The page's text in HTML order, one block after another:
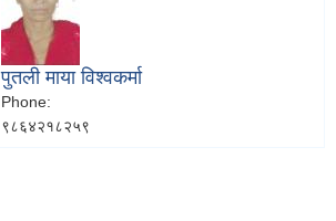
पुतली माया विश्वकर्मा
Phone:
९८६४२१८२५९